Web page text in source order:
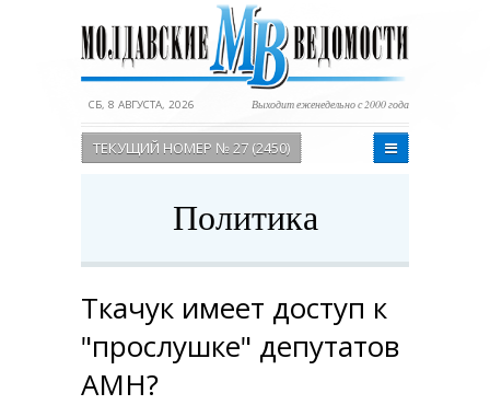
СБ, 8 АВГУСТА, 2026 Выходит еженедельно с 2000 года
ТЕКУЩИЙ НОМЕР № 27 (2450)
Политика
Ткачук имеет доступ к
"прослушке" депутатов
АМН?